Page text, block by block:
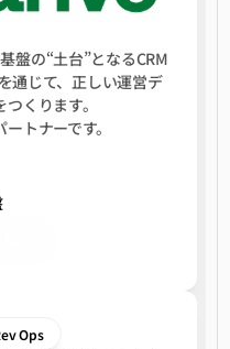
盤の“土台”となるCRM
通じて、正しい運営デ
くります。
トナーです。
Ops